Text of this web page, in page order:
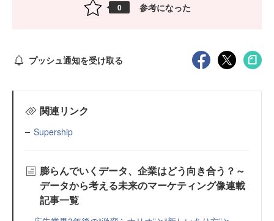
0 参考になった
プッシュ通知を受け取る
関連リンク
Supership
膨らんでいくデータ、企業はどう向き合う？～
データから考える未来のマーケティング像連載
記事一覧